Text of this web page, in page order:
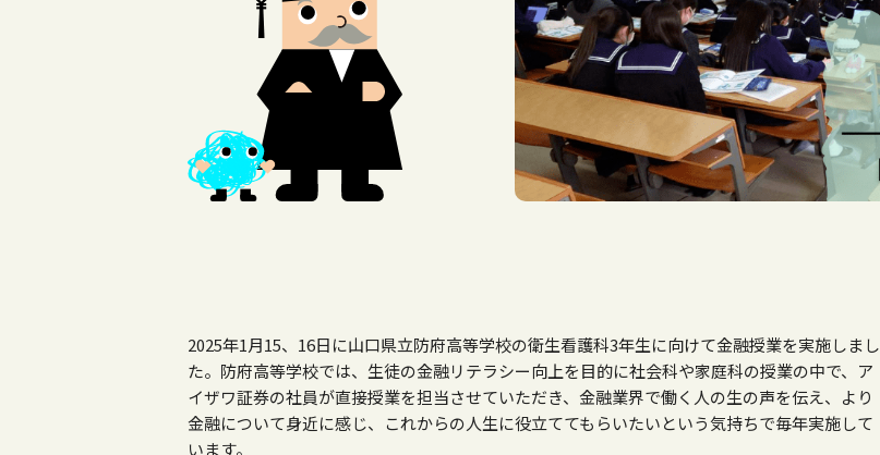
2025年1月15、 16日に山口県立防府高等学校の衛生看護科3年生に向けて金融授業を実施しまし
た。防府高等学校では、生徒の金融リテラシー向上を目的に社会科や家庭科の授業の中で、ア
イザワ証券の社員が直接授業を担当させていただき、金融業界で働く人の生の声を伝え、より
金融について身近に感じ、これからの人生に役立ててもらいたいという気持ちで毎年実施して
います。